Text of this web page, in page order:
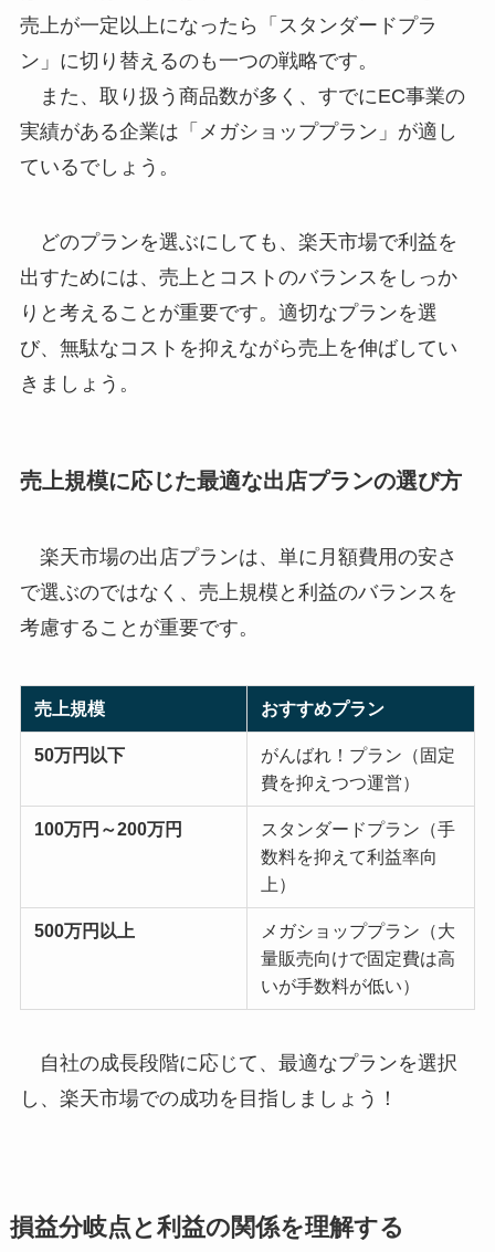
売上が一定以上になったら「スタンダードプラ
ン」に切り替えるのも一つの戦略です。
また、取り扱う商品数が多く、すでにEC事業の
実績がある企業は「メガショッププラン」が適し
ているでしょう。
どのプランを選ぶにしても、楽天市場で利益を
出すためには、売上とコストのバランスをしっか
りと考えることが重要です。適切なプランを選
び、無駄なコストを抑えながら売上を伸ばしてい
きましょう。
売上規模に応じた最適な出店プランの選び方
楽天市場の出店プランは、単に月額費用の安さ
で選ぶのではなく、売上規模と利益のバランスを
考慮することが重要です。
売上規模 おすすめプラン
50万円以下
がんばれ！プラン（固定
費を抑えつつ運営）
100万円～200万円
スタンダードプラン（手
数料を抑えて利益率向
上）
500万円以上
メガショッププラン（大
量販売向けで固定費は高
いが手数料が低い）
自社の成長段階に応じて、最適なプランを選択
し、楽天市場での成功を目指しましょう！
損益分岐点と利益の関係を理解する